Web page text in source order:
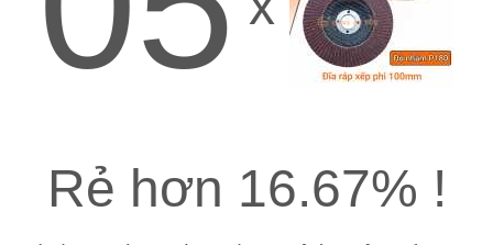
Rẻ hơn 16.67% !